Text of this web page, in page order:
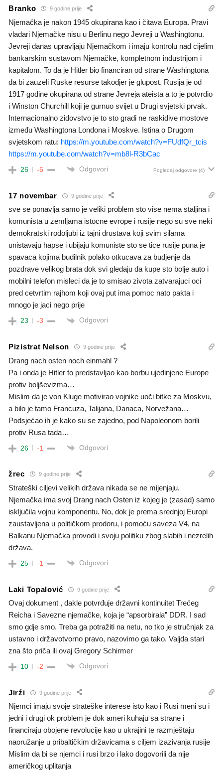
Branko 9 godine prije
Njemačka je nakon 1945 okupirana kao i čitava Europa. Pravi
vladari Njemačke nisu u Berlinu nego Jevreji u Washingtonu.
Jevreji danas upravljaju Njemačkom i imaju kontrolu nad cijelim
bankarskim sustavom Njemačke, kompletnom industrijom i
kapitalom. To da je Hitler bio financiran od strane Washingtona
da bi zauzeli Ruske resurse takodjer je glupost. Rusija je od
1917 godine okupirana od strane Jevreja ateista a to je potvrdio
i Winston Churchill koji je gurnuo svijet u Drugi svjetski prvak.
Internacionalno zidovstvo je to sto gradi ne raskidive mostove
između Washingtona Londona i Moskve. Istina o Drugom
svjetskom ratu: https://m.youtube.com/watch?v=FUdfQr_tcis
https://m.youtube.com/watch?v=mb8l-R3bCac
26 -6 Odgovori Pogledaj odgovore (4)
17 novembar 9 godine prije
sve se ponavlja samo je veliki problem sto vise nema staljina i
komunista u zemljama istocne evrope i rusije nego su sve neki
demokratski rodoljubi iz tajni drustava koji svim silama
unistavaju hapse i ubijaju komuniste sto se tice rusije puna je
spavaca kojima budilnik polako otkucava za budjenje da
pozdrave velikog brata dok svi gledaju da kupe sto bolje auto i
mobilni telefon misleci da je to smisao zivota zatvarajuci oci
pred cetvrtim rajhom koji ovaj put ima pomoc nato pakta i
mnogo je jaci nego prije
23 -3 Odgovori
Pizistrat Nelson 9 godine prije
Drang nach osten noch einmahl ?
Pa i onda je Hitler to predstavljao kao borbu ujedinjene Europe
protiv boljševizma…
Mislim da je von Kluge motivirao vojnike uoči bitke za Moskvu,
a bilo je tamo Francuza, Talijana, Danaca, Norvežana…
Podsjećao ih je kako su se zajedno, pod Napoleonom borili
protiv Rusa tada…
26 -1 Odgovori
žrec 9 godine prije
Strateški ciljevi velikih država nikada se ne mijenjaju.
Njemačka ima svoj Drang nach Osten iz kojeg je (zasad) samo
isključila vojnu komponentu. No, dok je prema srednjoj Europi
zaustavljena u političkom prodoru, i pomoću saveza V4, na
Balkanu Njemačka provodi i svoju politiku zbog slabih i nezrelih
država.
25 -1 Odgovori
Laki Topalović 9 godine prije
Ovaj dokument , dakle potvrđuje državni kontinuitet Trećeg
Reicha i Savezne njemačke, koja je “apsorbirala” DDR. I sad
smo gdje smo. Treba ga potražiti na netu, no tko je stručnjak za
ustavno i državotvorno pravo, nazovimo ga tako. Valjda stari
zna što priča ili ovaj Gregory Schirmer
10 -2 Odgovori
Jirźi 9 godine prije
Njemci imaju svoje strateške interese isto kao i Rusi meni su i
jedni i drugi ok problem je dok ameri kuhaju sa strane i
financiraju obojene revolucije kao u ukrajini te razmještaju
naoružanje u pribaltičkim državicama s ciljem izazivanja rusije
Mislim da bi se njemci i rusi brzo i lako dogovorili da nije
američkog uplitanja